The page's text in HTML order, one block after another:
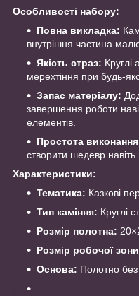
Особливості набору:
Повна викладка:
внутрішня частина
Якість страз: Круглі
мерехтіння при будь-
Запас матеріалу:
завершення роботи
елементів.
Простота
створити шедевр навіть
Характеристики:
Тематика: Казкові
Тип каміння: Круглі
Розмір полотна:
Розмір робочої
Основа: Полотно без